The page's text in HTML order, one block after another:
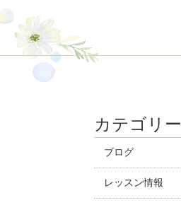
カテゴリー
ブログ
レッスン情報